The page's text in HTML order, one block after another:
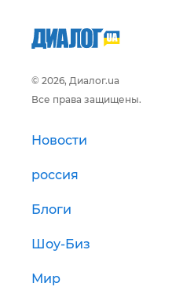
© 2026, Диалог.ua
Все права защищены.
Новости
россия
Блоги
Шоу-Биз
Мир